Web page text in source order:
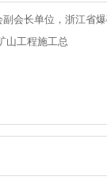
会长单位，浙江省
山工程施工总